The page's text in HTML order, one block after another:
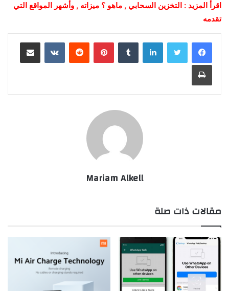
اقرأ المزيد : التخزين السحابي , ماهو ؟ ميزاته , وأشهر المواقع التي
تقدمه
لينكدإن بينتيريست
Mariam Alkell
مقالات ذات صلة